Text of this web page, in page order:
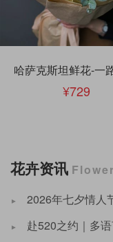
哈萨克斯坦鲜花-一
729
花卉资讯
2026年七夕情人
赴520之约｜多